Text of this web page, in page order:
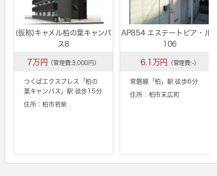
(仮称)キャメル柏の葉キャンパ
ス8
7万円 （管理費:3,000円）
つくばエクスプレス「柏の
葉キャンパス 」駅 徒歩15分
住所：柏市若柴
AP854 エステートピア・ル
106
6.1万円 （管理費:-）
常磐線「柏 」駅 徒歩6分
住所：柏市末広町